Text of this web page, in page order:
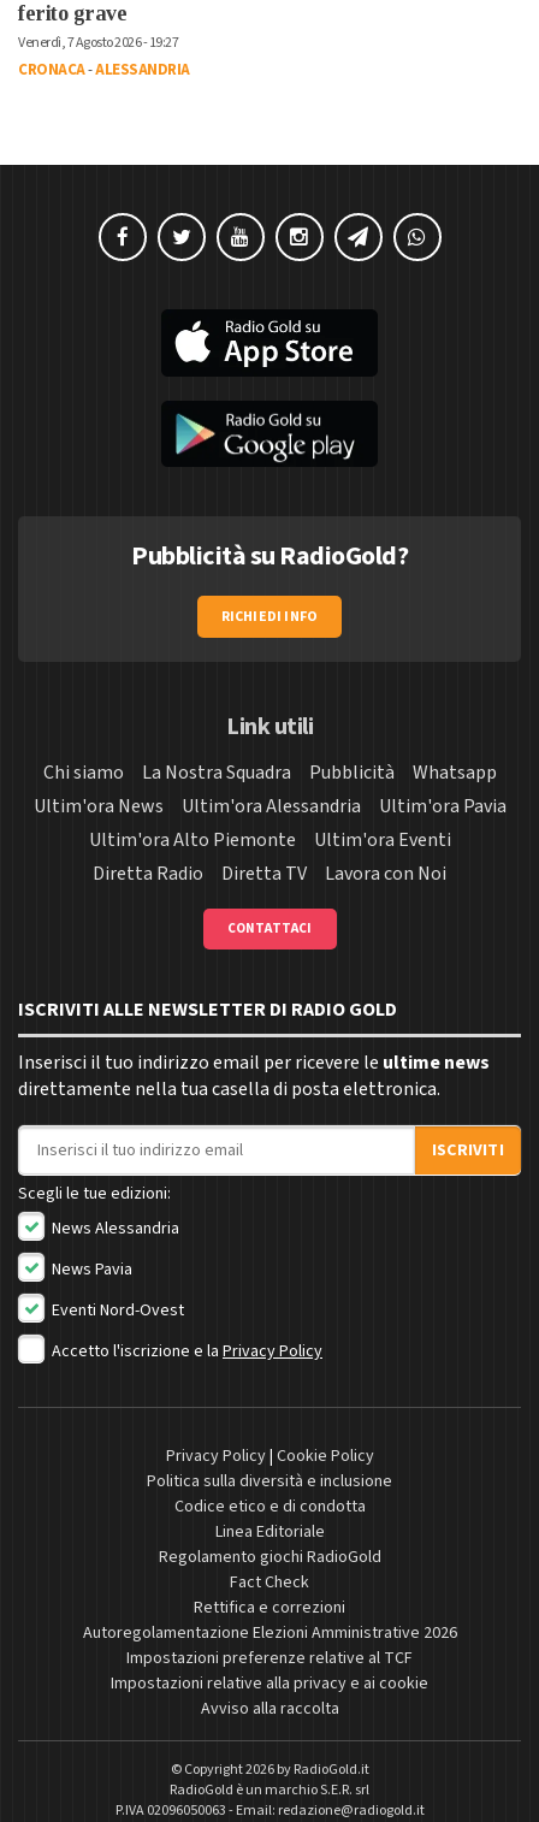
ferito grave
Venerdì, 7 Agosto 2026 - 19:27
CRONACA-ALESSANDRIA
Pubblicità su RadioGold?
RICHIEDI INFO
Link utili
Chi siamo La Nostra Squadra Pubblicità
Whatsapp
Ultim'ora News
Ultim'ora Alessandria
Ultim'ora Pavia
Ultim'ora Alto Piemonte
Ultim'ora Eventi
Diretta Radio
Diretta TV Lavora con Noi
CONTATTACI
ISCRIVITI ALLE NEWSLETTER DI RADIO GOLD
Inserisci il tuo indirizzo email per ricevere le ultime news
direttamente nella tua casella di posta elettronica.
Indirizzo email
ISCRIVITI
Scegli le tue edizioni:
News Alessandria
News Pavia
Eventi Nord-Ovest
Accetto l'iscrizione e la Privacy Policy
Privacy Policy| Cookie Policy
Politica sulla diversità e inclusione
Codice etico e di condotta
Linea Editoriale
Regolamento giochi RadioGold
Fact Check
Rettifica e correzioni
Autoregolamentazione Elezioni Amministrative 2026
Impostazioni preferenze relative al TCF
Impostazioni relative alla privacy e ai cookie
Avviso alla raccolta
© Copyright 2026 byRadioGold.it
RadioGold è un marchio S.E.R. srl
P.IVA 02096050063 - Email: redazione@radiogold.it